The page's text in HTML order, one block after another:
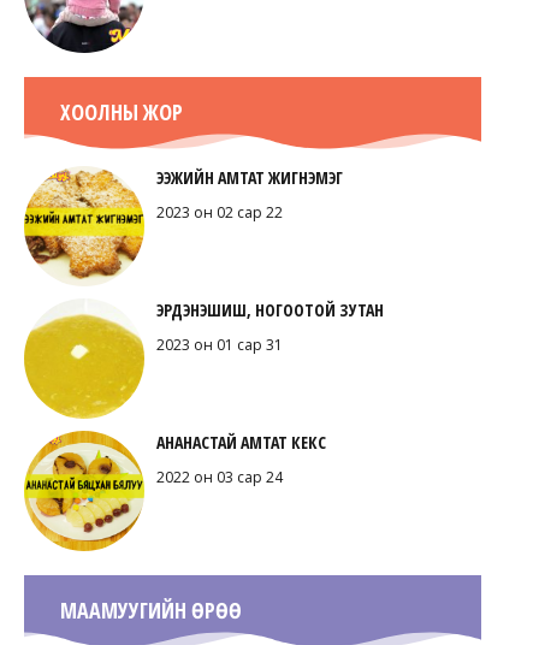
ХООЛНЫ ЖОР
ЭЭЖИЙН АМТАТ ЖИГНЭМЭГ
2023 он 02 сар 22
ЭРДЭНЭШИШ, НОГООТОЙ ЗУТАН
2023 он 01 сар 31
АНАНАСТАЙ АМТАТ КЕКС
2022 он 03 сар 24
МААМУУГИЙН ӨРӨӨ